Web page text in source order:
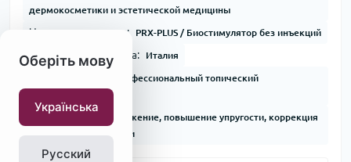
Оберіть мову
Українська
Русский
дермокосметики и эстетической медицины
Название продукта: PRX-PLUS / Биостимулятор без инъекций
Страна производства: Италия
Профессиональный топический
Назначение:
Омоложение, повышение упругости, коррекция
морщин и пигментации